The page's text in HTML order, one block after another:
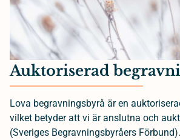
Auktoriserad
Lova begravningsbyrå är en
vilket betyder att vi är anslutna och
(Sveriges Begravningsbyråers